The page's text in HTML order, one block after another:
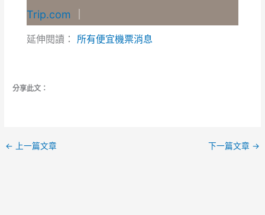
Trip.com
延伸閱讀： 所有便宜機票消息
分享此文：
← 上一篇文章 下一篇文章 →